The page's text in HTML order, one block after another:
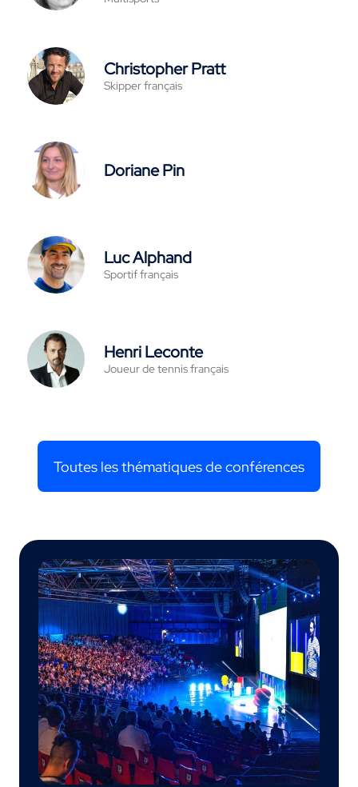
Christopher Pratt
Skipper français
Doriane Pin
Luc Alphand
Sportif français
Henri Leconte
Joueur de tennis français
Toutes les thématiques de conférences